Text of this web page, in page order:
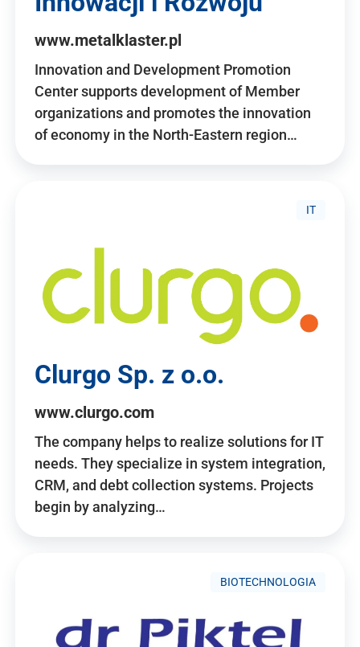
www.metalklaster.pl
Innovation and Development Promotion
Center supports development of Member
organizations and promotes the innovation
of economy in the North-Eastern region…
IT
Clurgo Sp. z o.o.
www.clurgo.com
The company helps to realize solutions for IT
needs. They specialize in system integration,
CRM, and debt collection systems. Projects
begin by analyzing…
BIOTECHNOLOGIA